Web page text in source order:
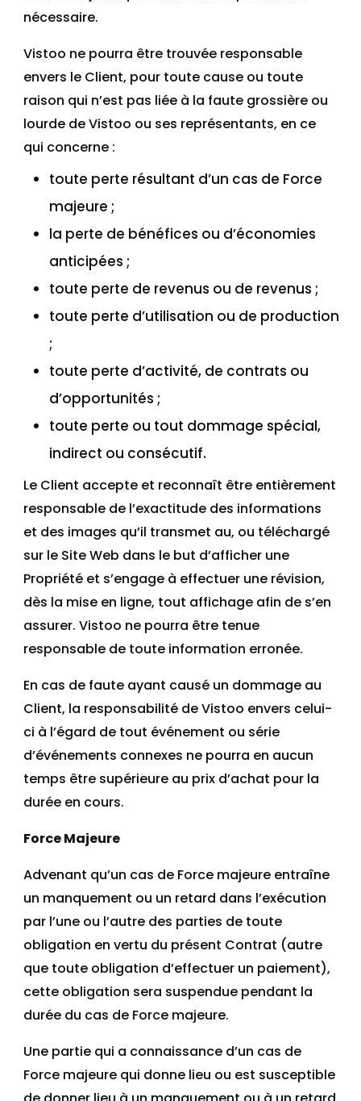
nécessaire.
Vistoo ne pourra être trouvée responsable
envers le Client, pour toute cause ou toute
raison qui n’est pas liée à la faute grossière ou
lourde de Vistoo ou ses représentants, en ce
qui concerne :
toute perte résultant d’un cas de Force
majeure ;
la perte de bénéfices ou d’économies
anticipées ;
toute perte de revenus ou de revenus ;
toute perte d’utilisation ou de production
;
toute perte d’activité, de contrats ou
d’opportunités ;
toute perte ou tout dommage spécial,
indirect ou consécutif.
Le Client accepte et reconnaît être entièrement
responsable de l’exactitude des informations
et des images qu’il transmet au, ou téléchargé
sur le Site Web dans le but d’afficher une
Propriété et s’engage à effectuer une révision,
dès la mise en ligne, tout affichage afin de s’en
assurer. Vistoo ne pourra être tenue
responsable de toute information erronée.
En cas de faute ayant causé un dommage au
Client, la responsabilité de Vistoo envers celui-
ci à l’égard de tout événement ou série
d’événements connexes ne pourra en aucun
temps être supérieure au prix d’achat pour la
durée en cours.
Force Majeure
Advenant qu’un cas de Force majeure entraîne
un manquement ou un retard dans l’exécution
par l’une ou l’autre des parties de toute
obligation en vertu du présent Contrat (autre
que toute obligation d’effectuer un paiement),
cette obligation sera suspendue pendant la
durée du cas de Force majeure.
Une partie qui a connaissance d’un cas de
Force majeure qui donne lieu ou est susceptible